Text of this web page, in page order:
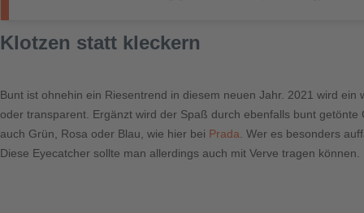
Klotzen statt kleckern
Bunt ist ohnehin ein Riesentrend in diesem neuen Jahr. 2021 wird
oder transparent. Ergänzt wird der Spaß durch ebenfalls bunt
auch Grün, Rosa oder Blau, wie hier bei Prada . Wer es besonders
Diese Eyecatcher sollte man allerdings auch mit Verve tragen können.